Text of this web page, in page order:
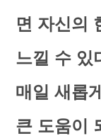
면 자신의
느낄 수 있
매일 새롭
큰 도움이